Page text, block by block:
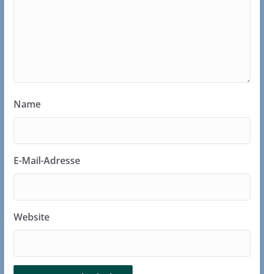
Name
E-Mail-Adresse
Website